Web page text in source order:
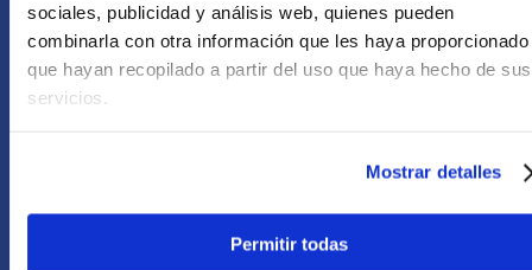
sociales, publicidad y análisis web, quienes pueden
combinarla con otra información que les haya proporcionado
que hayan recopilado a partir del uso que haya hecho de sus
servicios.
Mostrar detalles
Permitir todas
+51 977624112
Acerca de Nosotros